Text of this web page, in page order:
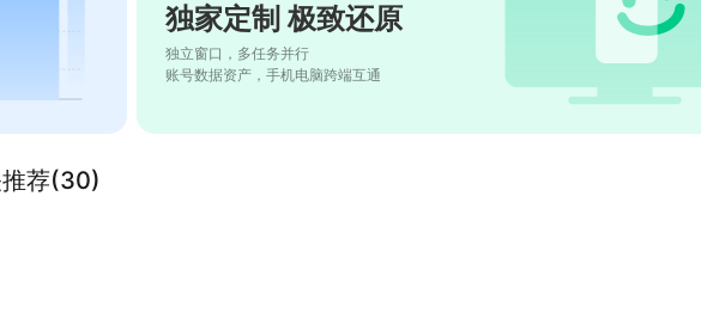
独家定制 极致还原
独立窗口，多任务并行
账号数据资产，手机电脑跨端互通
推荐(30)